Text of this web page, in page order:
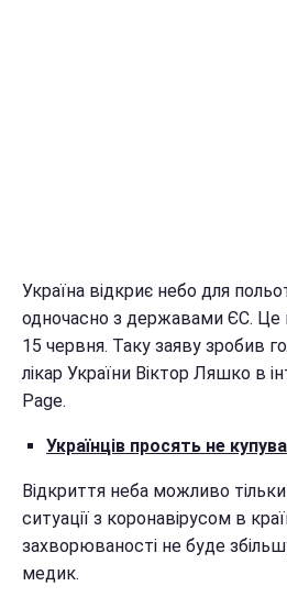
Україна відкриє небо для
одночасно з державами ЄС. Це
15 червня. Таку заяву зробив
лікар України Віктор Ляшко в
Page.
Українців просять не
Відкриття неба можливо тільки
ситуації з коронавірусом в
захворюваності не буде
медик.